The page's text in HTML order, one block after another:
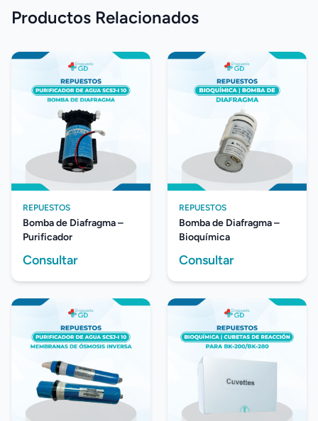
Productos Relacionados
REPUESTOS
Bomba de Diafragma –
Purificador
Consultar
REPUESTOS
Bomba de Diafragma –
Bioquímica
Consultar